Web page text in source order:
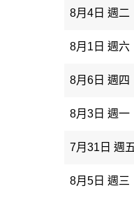
8月4日 週二
8月1日 週六
8月6日 週四
8月3日 週一
7月31日 週五
8月5日 週三